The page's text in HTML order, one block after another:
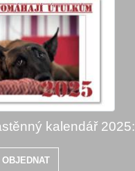
kalendář 2025:
OBJEDNAT